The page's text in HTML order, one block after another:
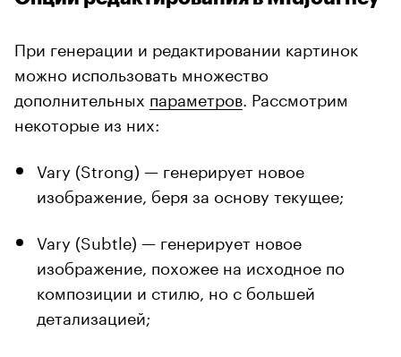
При генерации и редактировании картинок
можно использовать множество
дополнительных параметров . Рассмотрим
некоторые из них:
Vary (Strong) — генерирует новое
изображение, беря за основу текущее;
Vary (Subtle) — генерирует новое
изображение, похожее на исходное по
композиции и стилю, но с большей
детализацией;